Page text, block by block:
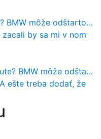
odštartovať nový trend
by sa mi v nom
môže odštartovať nový trend
ešte treba dodať, že